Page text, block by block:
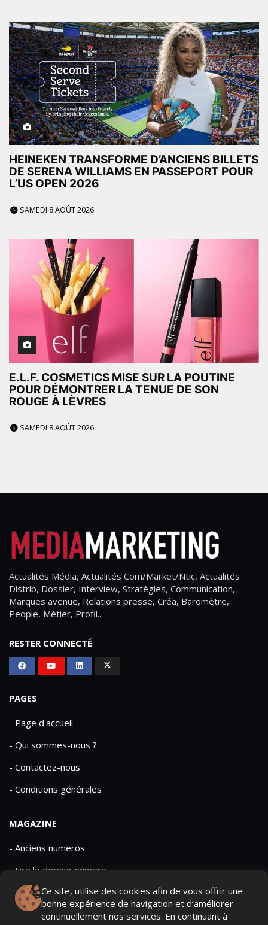
HEINEKEN TRANSFORME D’ANCIENS BILLETS
DE SERENA WILLIAMS EN PASSEPORT POUR
L’US OPEN 2026
SAMEDI 8 AOÛT 2026
E.L.F. COSMETICS MISE SUR LA POUTINE
POUR DÉMONTRER LA TENUE DE SON
ROUGE À LÈVRES
SAMEDI 8 AOÛT 2026
Ce site, utilise des cookies afin de vous offrir une
bonne expérience de navigation et d’améliorer
continuellement nos services. En continuant à
Actualités Média, Actualités Com/Market/Ntic, Actualités
Distrib, Dossier, Interview, Stratégies, Communication,
Marques avenue, Relations presse, Créa, Baromètre,
People, Métier, Profil...
RESTER CONNECTÉ
PAGES
- Page d'accueil
- Qui sommes-nous ?
- Contactez-nous
- Conditions générales
MAGAZINE
- Anciens numeros
- Lire le dernier numero
- Publicite